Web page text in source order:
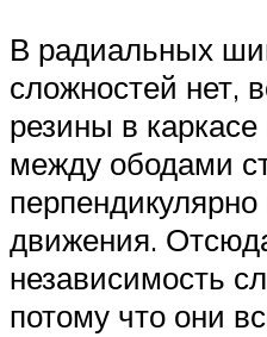
В радиальных
сложностей нет,
резины в
между ободами
движения.
независимость
потому что они